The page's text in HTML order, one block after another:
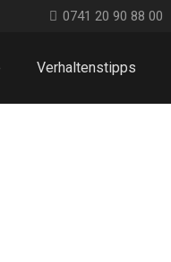
0741 20 90 88 00
Verhaltenstipps